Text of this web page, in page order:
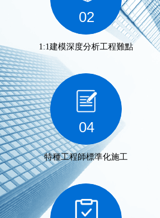
02
1:1建模深度分析工程難點
04
特種工程師標準化施工